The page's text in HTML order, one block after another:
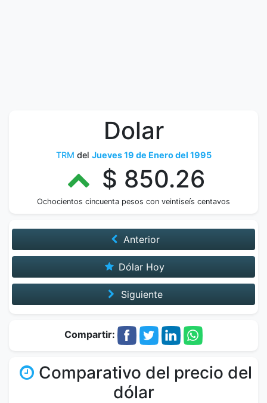
Dolar
TRM del Jueves 19 de Enero del 1995
$ 850.26
Ochocientos cincuenta pesos con veintiseís centavos
Anterior
Dólar Hoy
Siguiente
Compartir:
Comparativo del precio del
dólar